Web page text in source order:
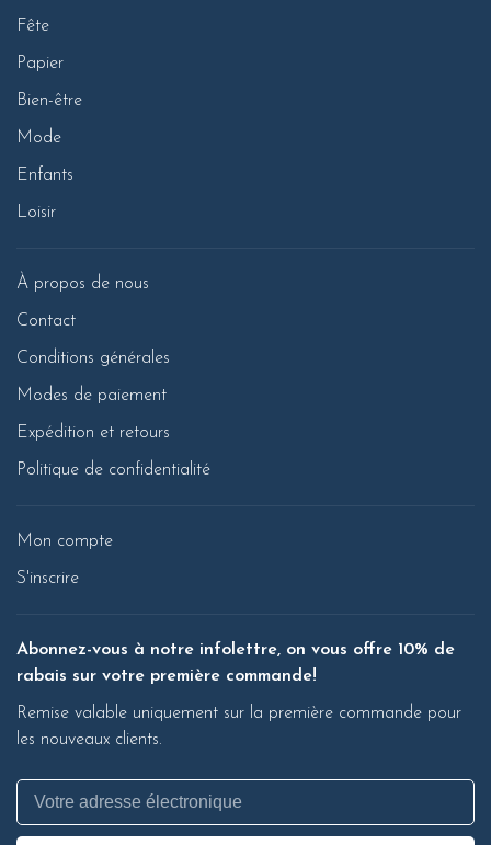
Fête
Papier
Bien-être
Mode
Enfants
Loisir
À propos de nous
Contact
Conditions générales
Modes de paiement
Expédition et retours
Politique de confidentialité
Mon compte
S'inscrire
Abonnez-vous à notre infolettre, on vous offre 10% de
rabais sur votre première commande!
Remise valable uniquement sur la première commande pour
les nouveaux clients.